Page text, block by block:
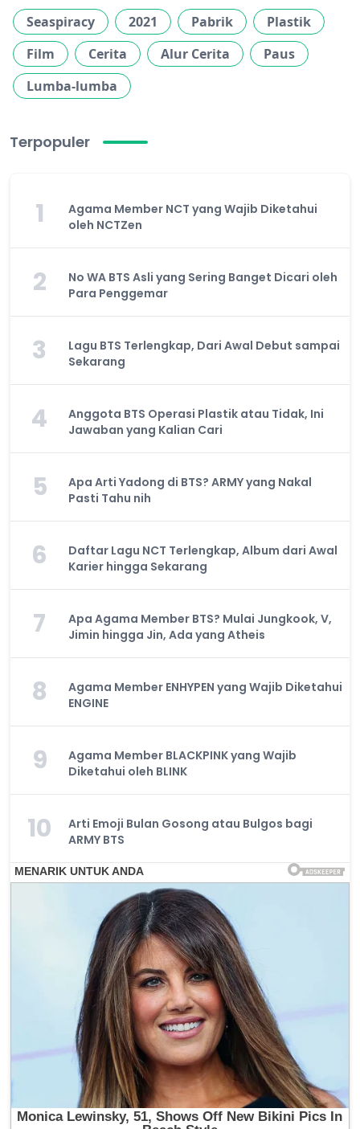
Seaspiracy 2021 Pabrik
Plastik
Film
Cerita Alur Cerita
Paus
Lumba-lumba
Terpopuler
1
Agama Member NCT yang Wajib Diketahui
oleh NCTZen
2
No WA BTS Asli yang Sering Banget Dicari oleh
Para Penggemar
3
Lagu BTS Terlengkap, Dari Awal Debut sampai
Sekarang
4
Anggota BTS Operasi Plastik atau Tidak, Ini
Jawaban yang Kalian Cari
5
Apa Arti Yadong di BTS? ARMY yang Nakal
Pasti Tahu nih
6
Daftar Lagu NCT Terlengkap, Album dari Awal
Karier hingga Sekarang
7
Apa Agama Member BTS? Mulai Jungkook, V,
Jimin hingga Jin, Ada yang Atheis
8
Agama Member ENHYPEN yang Wajib Diketahui
ENGINE
9
Agama Member BLACKPINK yang Wajib
Diketahui oleh BLINK
10
Arti Emoji Bulan Gosong atau Bulgos bagi
ARMY BTS